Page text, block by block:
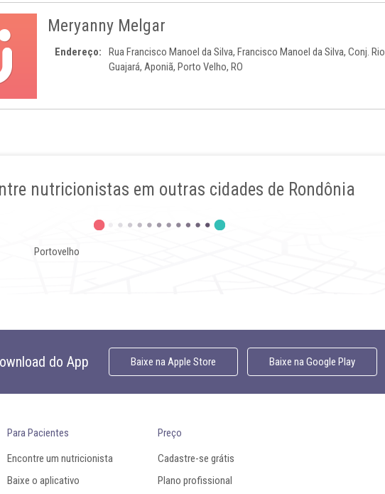
Meryanny Melgar
Endereço:
Rua Francisco Manoel da Silva, Francisco Manoel da Silva, Conj. Rio
Guajará, Aponiã, Porto Velho, RO
nutricionistas em outras cidades de Rondônia
Portovelho
do App Baixe naApple Store Baixe naGoogle Play
Para Pacientes
Encontre um nutricionista
Baixe o aplicativo
Preço
Cadastre-se grátis
Plano profissional